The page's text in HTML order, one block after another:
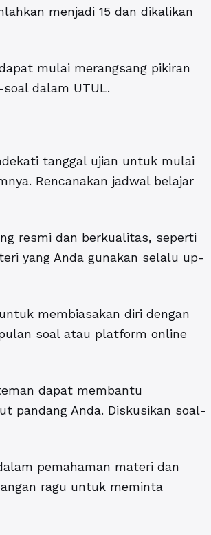
menjadi 15 dan dikalikan
mulai merangsang pikiran
dalam UTUL.
tanggal ujian untuk mulai
Rencanakan jadwal belajar
resmi dan berkualitas, seperti
yang Anda gunakan selalu up-
membiasakan diri dengan
soal atau platform online
dapat membantu
pandang Anda. Diskusikan soal-
pemahaman materi dan
ragu untuk meminta